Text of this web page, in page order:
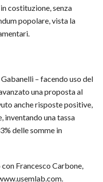
costituzione, senza
popolare, vista la
– facendo uso del
una proposta al
anche risposte positive,
inventando una tassa
delle somme in
Francesco Carbone,